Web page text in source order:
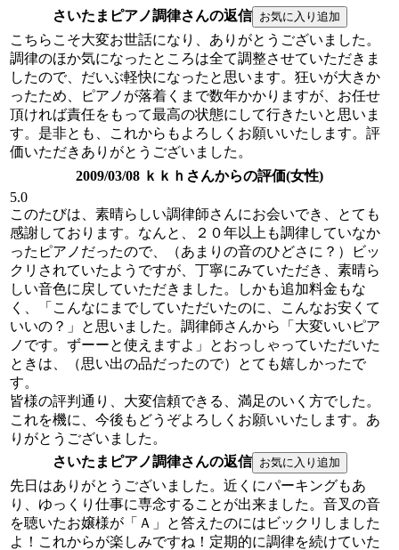
さいたまピアノ調律さんの返信
こちらこそ大変お世話になり、ありがとうございました。
調律のほか気になったところは全て調整させていただきま
したので、だいぶ軽快になったと思います。狂いが大きか
ったため、ピアノが落着くまで数年かかりますが、お任せ
頂ければ責任をもって最高の状態にして行きたいと思いま
す。是非とも、これからもよろしくお願いいたします。評
価いただきありがとうございました。
2009/03/08 ｋｋｈさんからの評価(女性)
5.0
このたびは、素晴らしい調律師さんにお会いでき、とても
感謝しております。なんと、２０年以上も調律していなか
ったピアノだったので、（あまりの音のひどさに？）ビッ
クリされていたようですが、丁寧にみていただき、素晴ら
しい音色に戻していただきました。しかも追加料金もな
く、「こんなにまでしていただいたのに、こんなお安くて
いいの？」と思いました。調律師さんから「大変いいピア
ノです。ずーーと使えますよ」とおっしゃっていただいた
ときは、（思い出の品だったので）とても嬉しかったで
す。
皆様の評判通り、大変信頼できる、満足のいく方でした。
これを機に、今後もどうぞよろしくお願いいたします。あ
りがとうございました。
さいたまピアノ調律さんの返信
先日はありがとうございました。近くにパーキングもあ
り、ゆっくり仕事に専念することが出来ました。音叉の音
を聴いたお嬢様が「Ａ」と答えたのにはビックリしました
よ！これからが楽しみですね！定期的に調律を続けていた